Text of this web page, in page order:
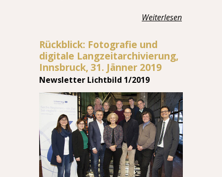
Weiterlesen
Rückblick: Fotografie und
digitale Langzeitarchivierung,
Innsbruck, 31. Jänner 2019
Newsletter Lichtbild 1/2019